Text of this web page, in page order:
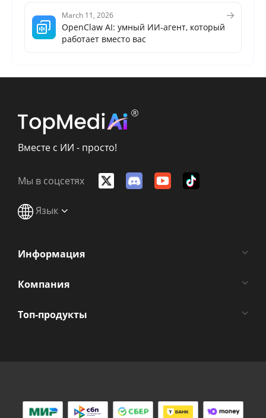
March 11, 2026
OpenClaw AI: умный ИИ-агент, который
работает вместо вас
Вместе с ИИ - просто!
Мы в соцсетях
Язык
Информация
Компания
Топ-продукты